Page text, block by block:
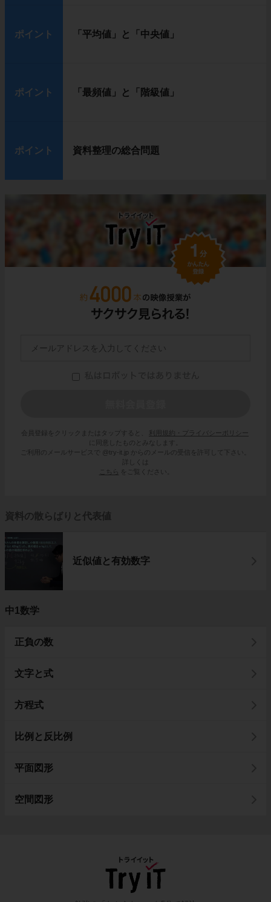
ポイント 「平均値」と「中央値」
ポイント 「最頻値」と「階級値」
ポイント 資料整理の総合問題
会員登録をクリックまたはタップすると、
利用規約・プライバシーポリシー
に同意したものとみなします。
ご利用のメールサービスで @try-it.jp からのメールの受信を許可して下さい。
詳しくは
こちら
をご覧ください。
資料の散らばりと代表値
近似値と有効数字
中1数学
正負の数
文字と式
方程式
比例と反比例
平面図形
空間図形